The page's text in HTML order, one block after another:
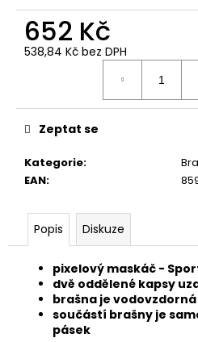
652 Kč
538,84 Kč bez DPH
Kategorie:
EAN:
Zeptat se
Popis Diskuze
pixelový maskáč -
dvě oddělené kapsy
brašna je
součástí brašny je
pásek
D
o
u